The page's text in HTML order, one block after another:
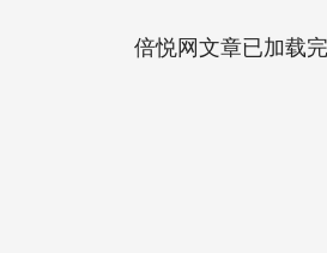
倍悦网文章已加载